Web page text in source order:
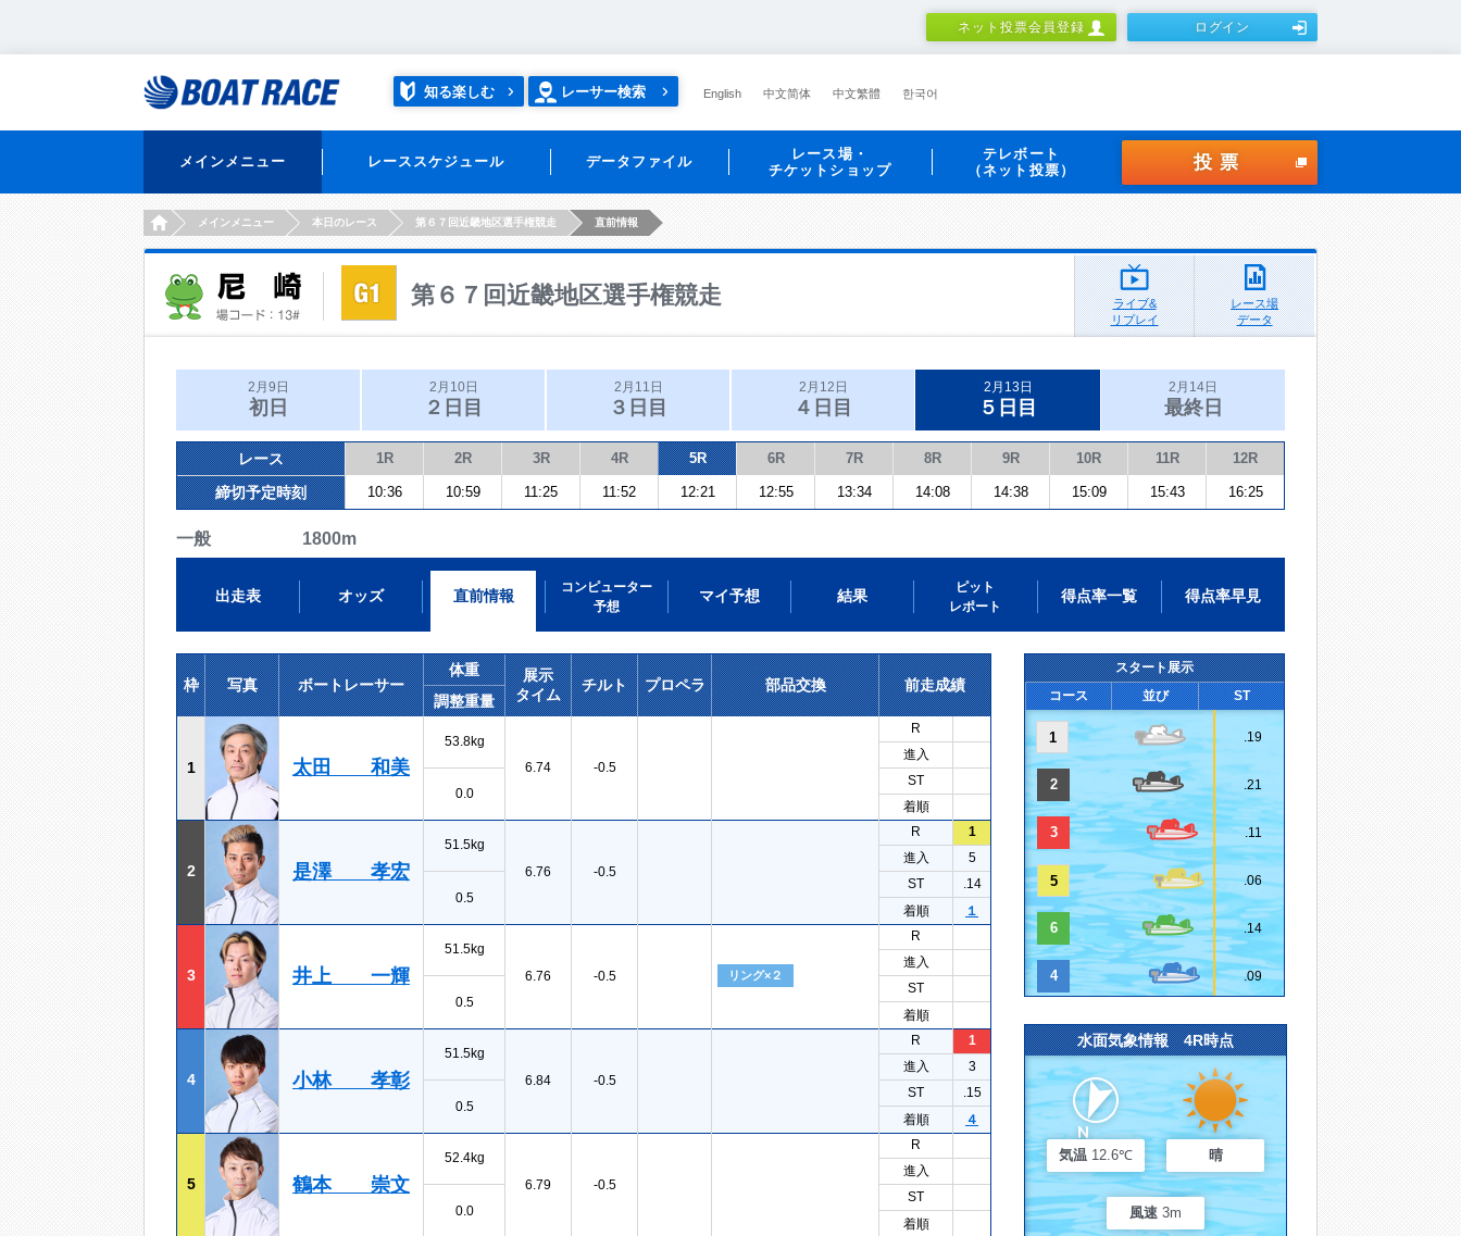
ネット投票会員登録 ログイン
知る楽しむ レーサー検索 English 中文简体 中文繁體 한국어
メインメニュー レーススケジュール データファイル
レース場・
チケットショップ
テレボート
（ネット投票）
投票
HOMEメインメニュー 本日のレース 第６７回近畿地区選手権競走 直前情報
第６７回近畿地区選手権競走
ライブ&
リプレイ
レース場
データ
2月9日
初日
2月10日
２日目
2月11日
３日目
2月12日
４日目
2月13日
５日目
2月14日
最終日
レース 1R 2R 3R 4R 5R 6R 7R 8R 9R 10R 11R 12R
締切予定時刻 10:36 10:59 11:25 11:52 12:21 12:55 13:34 14:08 14:38 15:09 15:43 16:25
一般 1800m
出走表 オッズ 直前情報
コンピューター
予想
マイ予想 結果
ピット
レポート
得点率一覧 得点率早見
枠 写真 ボートレーサー
体重
展示
タイム
チルト プロペラ 部品交換
前走成績
調整重量
1 太田 和美
53.8kg
6.74
-0.5
R
進入
0.0
ST
着順
2 是澤 孝宏
51.5kg
6.76
-0.5
R
1
進入
5
0.5
ST
.14
着順
１
3 井上 一輝
51.5kg
6.76
-0.5 リング×２
R
進入
0.5
ST
着順
4 小林 孝彰
51.5kg
6.84
-0.5
R
1
進入
3
0.5
ST
.15
着順
４
5 鶴本 崇文
52.4kg
6.79
-0.5
R
進入
0.0
ST
着順
スタート展示
コース
並び ST
1 .19
2 .21
3 .11
5 .06
6 .14
4 .09
水面気象情報 4R時点
気温 12.6℃ 晴
風速 3m